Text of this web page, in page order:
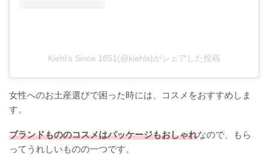
Kiehl’s Since 1851(@kiehls)がシェアした投稿
女性へのお土産選びで困った時には、コスメをおすすめしま
す。
ブランドもののコスメはパッケージもおしゃれなので、もら
ってうれしいものの一つです。